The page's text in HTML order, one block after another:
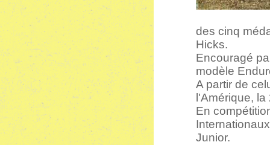
des cinq
Hicks.
Encouragé
modèle
A partir de
l'Amérique,
En
Junior.